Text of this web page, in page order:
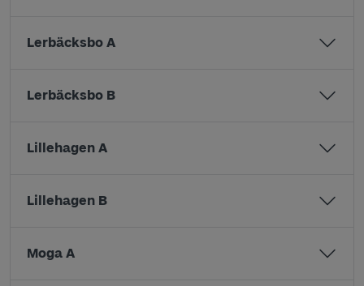
Lerbäcksbo A
Lerbäcksbo B
Lillehagen A
Lillehagen B
Moga A